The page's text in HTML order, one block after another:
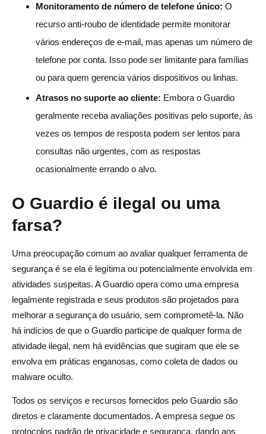
Monitoramento de número de telefone único: O
recurso anti-roubo de identidade permite monitorar
vários endereços de e-mail, mas apenas um número de
telefone por conta. Isso pode ser limitante para famílias
ou para quem gerencia vários dispositivos ou linhas.
Atrasos no suporte ao cliente: Embora o Guardio
geralmente receba avaliações positivas pelo suporte, às
vezes os tempos de resposta podem ser lentos para
consultas não urgentes, com as respostas
ocasionalmente errando o alvo.
O Guardio é ilegal ou uma
farsa?
Uma preocupação comum ao avaliar qualquer ferramenta de
segurança é se ela é legítima ou potencialmente envolvida em
atividades suspeitas. A Guardio opera como uma empresa
legalmente registrada e seus produtos são projetados para
melhorar a segurança do usuário, sem comprometê-la. Não
há indícios de que o Guardio participe de qualquer forma de
atividade ilegal, nem há evidências que sugiram que ele se
envolva em práticas enganosas, como coleta de dados ou
malware oculto.
Todos os serviços e recursos fornecidos pelo Guardio são
diretos e claramente documentados. A empresa segue os
protocolos padrão de privacidade e segurança, dando aos